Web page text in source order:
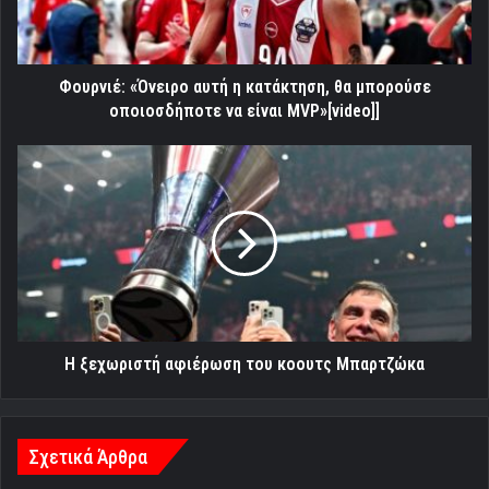
μπορούσε
οποιοσδήποτε
να
Φουρνιέ: «Όνειρο αυτή η κατάκτηση, θα μπορούσε
οποιοσδήποτε να είναι MVP»[video]]
H
ξεχωριστή
αφιέρωση
κοουτς
Μπαρτζώκα
H ξεχωριστή αφιέρωση του κοουτς Μπαρτζώκα
Σχετικά Άρθρα